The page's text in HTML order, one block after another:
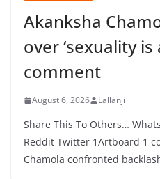
Akanksha
over ‘sexuality is
comment
August 6, 2026 Lallanji
Share This To Others…
Reddit Twitter 1Artboard 1
Chamola confronted